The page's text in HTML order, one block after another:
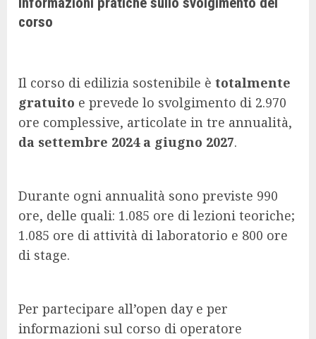
corso
Il corso di edilizia sostenibile è totalmente
gratuito e prevede lo svolgimento di 2.970
ore complessive, articolate in tre annualità,
da settembre 2024 a giugno 2027.
Durante ogni annualità sono previste 990
ore, delle quali: 1.085 ore di lezioni teoriche;
1.085 ore di attività di laboratorio e 800 ore
di stage.
Per partecipare all’open day e per
informazioni sul corso di operatore